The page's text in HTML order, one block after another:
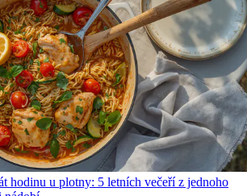
hodinu u plotny: 5 letních večeří z jednoho